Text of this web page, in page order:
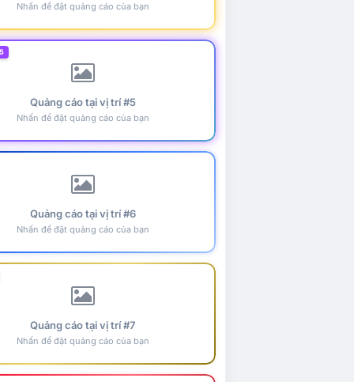
Nhấn để đặt quảng cáo của bạn
Quảng cáo tại vị trí #5
Nhấn để đặt quảng cáo của bạn
Quảng cáo tại vị trí #6
Nhấn để đặt quảng cáo của bạn
Quảng cáo tại vị trí #7
Nhấn để đặt quảng cáo của bạn